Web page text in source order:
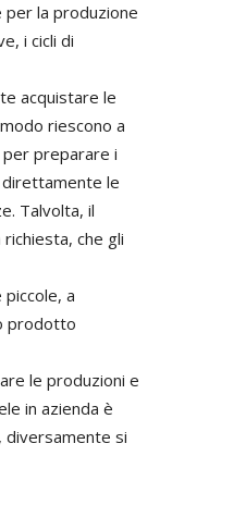
la produzione
i cicli di
acquistare le
riescono a
preparare i
direttamente le
Talvolta, il
che gli
a
prodotto
le produzioni e
in azienda è
diversamente si